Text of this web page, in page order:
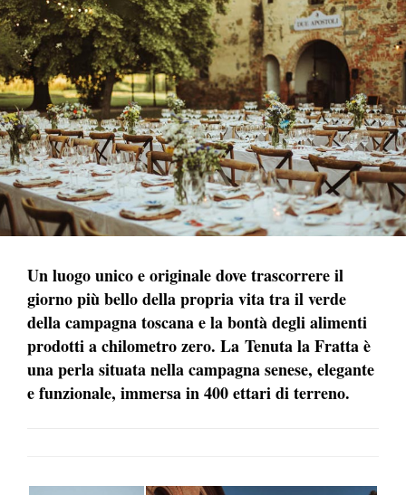
Un luogo unico e originale dove trascorrere il
giorno più bello della propria vita tra il verde
della campagna toscana e la bontà degli alimenti
prodotti a chilometro zero. La Tenuta la Fratta è
una perla situata nella campagna senese, elegante
e funzionale, immersa in 400 ettari di terreno.